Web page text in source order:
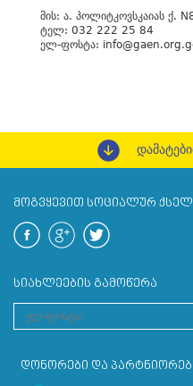
მის: ა. პოლიტკოვსკაიას ქ.
ტელ: 032 222 25 84
ელ-ფოსტა:
ᲛᲝᲒᲕᲧᲔᲕᲘᲗ ᲡᲝᲪᲘᲐᲚᲣᲠ
ᲡᲘᲐᲮᲚᲔᲔᲑᲘᲡ ᲒᲐᲛᲝᲬᲔᲠᲐ
ᲓᲝᲜᲝᲠᲔᲑᲘ ᲓᲐ